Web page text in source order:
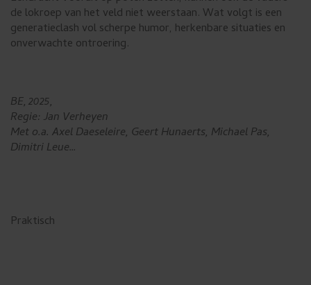
de lokroep van het veld niet weerstaan. Wat volgt is een
generatieclash vol scherpe humor, herkenbare situaties en
onverwachte ontroering.
BE, 2025,
Regie: Jan Verheyen
Met o.a. Axel Daeseleire, Geert Hunaerts, Michael Pas,
Dimitri Leue…
Praktisch